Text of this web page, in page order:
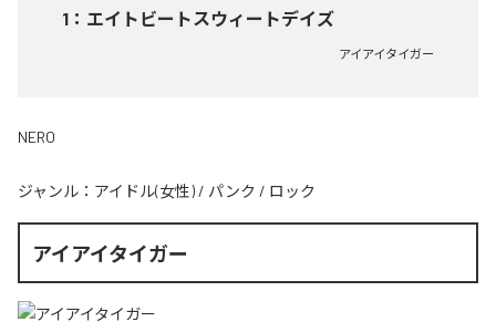
1 ： エイトビートスウィートデイズ
アイアイタイガー
NERO
ジャンル： アイドル(女性) / パンク / ロック
アイアイタイガー